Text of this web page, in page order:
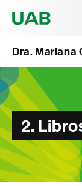
Dra. Mariana
2.